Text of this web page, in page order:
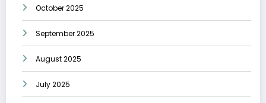
October 2025
September 2025
August 2025
July 2025